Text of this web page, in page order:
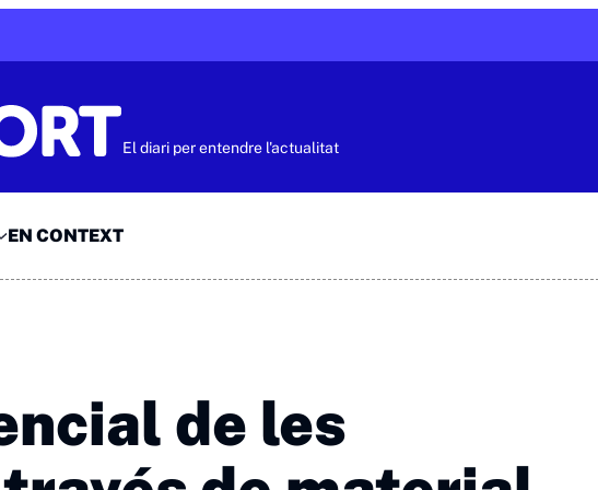
El diari per entendre l'actualitat
EN CONTEXT
de les